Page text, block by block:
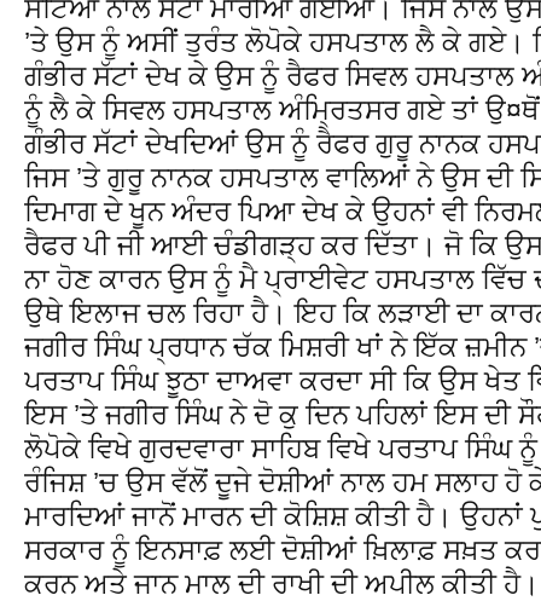
ਸੋਟਿਆਂ ਨਾਲ ਸੱਟਾਂ ਮਾਰੀਆਂ ਗਈਆਂ। ਜਿਸ ਨਾਲ ਉਸ
’ਤੇ ਉਸ ਨੂੰ ਅਸੀਂ ਤੁਰੰਤ ਲੋਪੋਕੇ ਹਸਪਤਾਲ ਲੈ ਕੇ ਗਏ।
ਗੰਭੀਰ ਸੱਟਾਂ ਦੇਖ ਕੇ ਉਸ ਨੂੰ ਰੈਫਰ ਸਿਵਲ ਹਸਪਤਾਲ
ਨੂੰ ਲੈ ਕੇ ਸਿਵਲ ਹਸਪਤਾਲ ਅੰਮ੍ਰਿਤਸਰ ਗਏ ਤਾਂ
ਗੰਭੀਰ ਸੱਟਾਂ ਦੇਖਦਿਆਂ ਉਸ ਨੂੰ ਰੈਫਰ ਗੁਰੂ ਨਾਨਕ
ਜਿਸ ’ਤੇ ਗੁਰੂ ਨਾਨਕ ਹਸਪਤਾਲ ਵਾਲਿਆਂ ਨੇ ਉਸ ਦੀ
ਦਿਮਾਗ ਦੇ ਖੂਨ ਅੰਦਰ ਪਿਆ ਦੇਖ ਕੇ ਉਹਨਾਂ ਵੀ
ਰੈਫਰ ਪੀ ਜੀ ਆਈ ਚੰਡੀਗੜ੍ਹ ਕਰ ਦਿੱਤਾ। ਜੋ ਕਿ
ਨਾ ਹੋਣ ਕਾਰਨ ਉਸ ਨੂੰ ਮੈ ਪ੍ਰਾਈਵੇਟ ਹਸਪਤਾਲ ਵਿੱਚ
ਉਥੇ ਇਲਾਜ ਚਲ ਰਿਹਾ ਹੈ। ਇਹ ਕਿ ਲੜਾਈ ਦਾ
ਜਗੀਰ ਸਿੰਘ ਪ੍ਰਧਾਨ ਚੱਕ ਮਿਸ਼ਰੀ ਖਾਂ ਨੇ ਇੱਕ ਜ਼ਮੀਨ
ਪਰਤਾਪ ਸਿੰਘ ਝੂਠਾ ਦਾਅਵਾ ਕਰਦਾ ਸੀ ਕਿ ਉਸ
ਇਸ ’ਤੇ ਜਗੀਰ ਸਿੰਘ ਨੇ ਦੋ ਕੁ ਦਿਨ ਪਹਿਲਾਂ ਇਸ ਦੀ
ਲੋਪੋਕੇ ਵਿਖੇ ਗੁਰਦਵਾਰਾ ਸਾਹਿਬ ਵਿਖੇ ਪਰਤਾਪ
ਰੰਜਿਸ਼ ’ਚ ਉਸ ਵੱਲੋਂ ਦੂਜੇ ਦੋਸ਼ੀਆਂ ਨਾਲ ਹਮ ਸਲਾਹ ਹੋ
ਮਾਰਦਿਆਂ ਜਾਨੋਂ ਮਾਰਨ ਦੀ ਕੋਸ਼ਿਸ਼ ਕੀਤੀ ਹੈ।
ਸਰਕਾਰ ਨੂੰ ਇਨਸਾਫ਼ ਲਈ ਦੋਸ਼ੀਆਂ ਖ਼ਿਲਾਫ਼ ਸਖ਼ਤ
ਕਰਨ ਅਤੇ ਜਾਨ ਮਾਲ ਦੀ ਰਾਖੀ ਦੀ ਅਪੀਲ ਕੀਤੀ ਹੈ।